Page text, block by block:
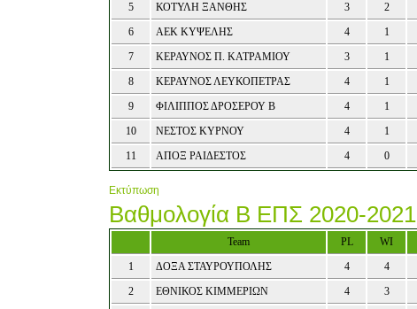
5
ΚΟΤΥΛΗ ΞΑΝΘΗΣ 3 2
6
ΑΕΚ ΚΥΨΕΛΗΣ 4 1
7
ΚΕΡΑΥΝΟΣ Π. ΚΑΤΡΑΜΙΟΥ 3 1
8
ΚΕΡΑΥΝΟΣ ΛΕΥΚΟΠΕΤΡΑΣ 4 1
9
ΦΙΛΙΠΠΟΣ ΔΡΟΣΕΡΟΥ Β 4 1
10
ΝΕΣΤΟΣ ΚΥΡΝΟΥ 4 1
11
ΑΠΟΞ ΡΑΙΔΕΣΤΟΣ 4 0
Εκτύπωση
Βαθμολογία Β ΕΠΣ 2020-2021
Team PL WI
1
ΔΟΞΑ ΣΤΑΥΡΟΥΠΟΛΗΣ 4 4
2
ΕΘΝΙΚΟΣ ΚΙΜΜΕΡΙΩΝ 4 3